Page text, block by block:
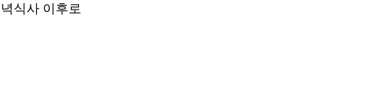
식사 이후로